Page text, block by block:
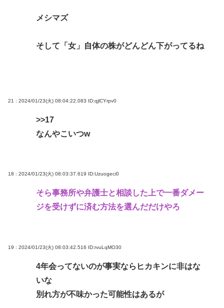
メシマズ
そして「女」自体の株がどんどん下がってるね
21 : 2024/01/23(火) 08:04:22.083 ID:qjlCYrpv0
>>17
なんやこいつw
18 : 2024/01/23(火) 08:03:37.619 ID:Uzuogeci0
そら事務所や弁護士と相談した上で一番ダメー
ジを受けずに済む方法を選んだだけやろ
19 : 2024/01/23(火) 08:03:42.516 ID:rvuLqMO30
4年会ってないのが事実ならヒカキンに非はな
いな
別れ方が不味かった可能性はあるが